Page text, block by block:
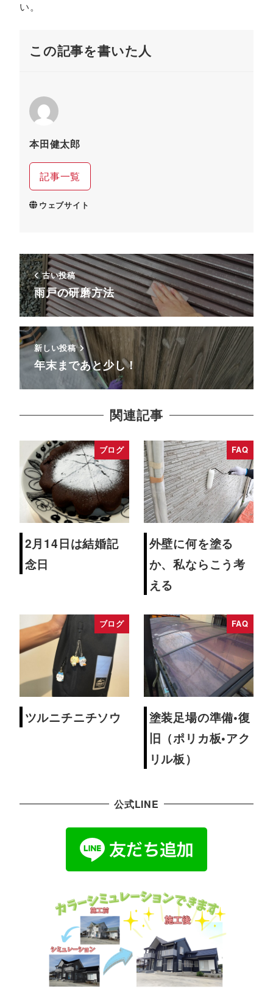
い。
この記事を書いた人
本田健太郎
記事一覧
ウェブサイト
古い投稿
雨戸の研磨方法
新しい投稿
年末まであと少し！
関連記事
ブログ
2月14日は結婚記
念日
FAQ
外壁に何を塗る
か、私ならこう考
える
ブログ
ツルニチニチソウ
FAQ
塗装足場の準備•復
旧（ポリカ板•アク
リル板）
公式LINE